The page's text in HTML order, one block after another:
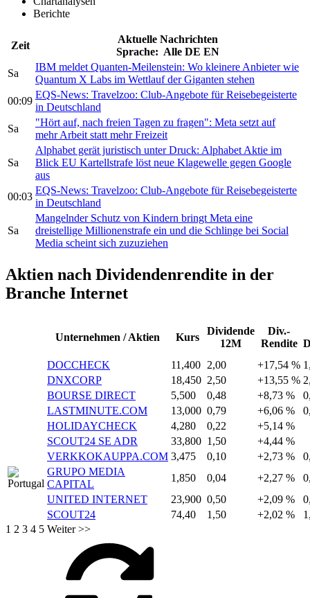
Berichte
Zeit
Aktuelle Nachrichten
Sprache: Alle DE EN
Sa
IBM meldet Quanten-Meilenstein: Wo kleinere Anbieter wie
Quantum X Labs im Wettlauf der Giganten stehen
00:09
EQS-News: Travelzoo: Club-Angebote für Reisebegeisterte
in Deutschland
Sa
"Hört auf, nach freien Tagen zu fragen": Meta setzt auf
mehr Arbeit statt mehr Freizeit
Sa
Alphabet gerät juristisch unter Druck: Alphabet Aktie im
Blick EU Kartellstrafe löst neue Klagewelle gegen Google
aus
00:03
EQS-News: Travelzoo: Club-Angebote für Reisebegeisterte
in Deutschland
Sa
Mangelnder Schutz von Kindern bringt Meta eine
dreistellige Millionenstrafe ein und die Schlinge bei Social
Media scheint sich zuzuziehen
Aktien nach Dividendenrendite in der
Branche Internet
Unternehmen / Aktien Kurs
Dividende
12M
Div.-
Rendite
DOCCHECK
11,400 2,00 +17,54 %
DNXCORP
18,450 2,50 +13,55 %
BOURSE DIRECT
5,500 0,48 +8,73 %
LASTMINUTE.COM
13,000 0,79 +6,06 %
HOLIDAYCHECK
4,280 0,22
+5,14 %
SCOUT24 SE ADR
33,800 1,50
+4,44 %
VERKKOKAUPPA.COM 3,475 0,10 +2,73 %
GRUPO MEDIA
CAPITAL
1,850 0,04 +2,27 %
UNITED INTERNET
23,900 0,50 +2,09 %
SCOUT24
74,40 1,50 +2,02 %
1 2 3 4 5 Weiter >>